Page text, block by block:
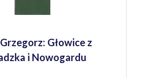
Głowice z
i Nowogardu